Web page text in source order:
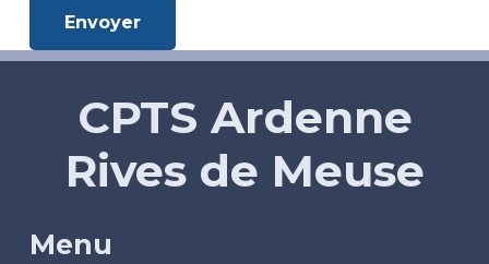
Envoyer
CPTS Ardenne
Rives de Meuse
Menu